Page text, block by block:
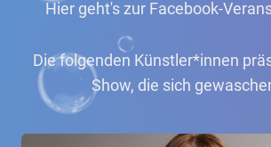
Hier geht's zur Facebook-
Die folgenden Künstler*innen
Show, die sich